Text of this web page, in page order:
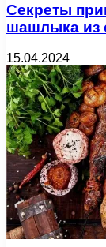
Секреты
шашлыка из
15.04.2024